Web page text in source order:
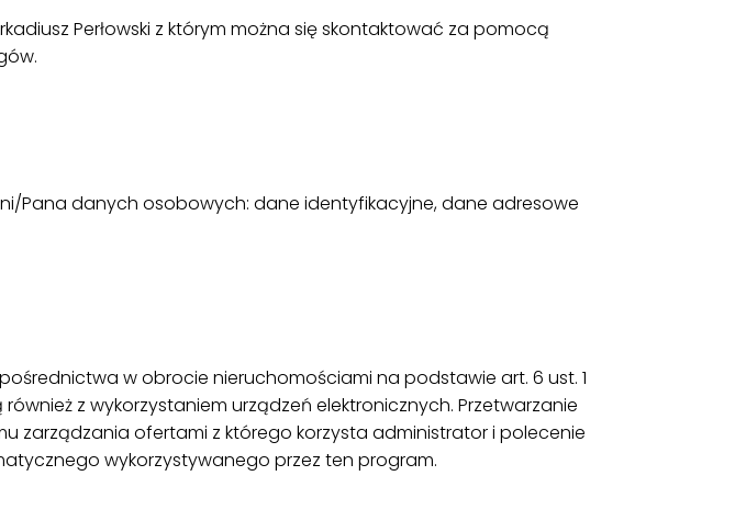
Perłowski z którym można się skontaktować za pomocą
Pana danych osobowych: dane identyfikacyjne, dane adresowe
w obrocie nieruchomościami na podstawie art. 6 ust. 1
z wykorzystaniem urządzeń elektronicznych. Przetwarzanie
ofertami z którego korzysta administrator i polecenie
wykorzystywanego przez ten program.